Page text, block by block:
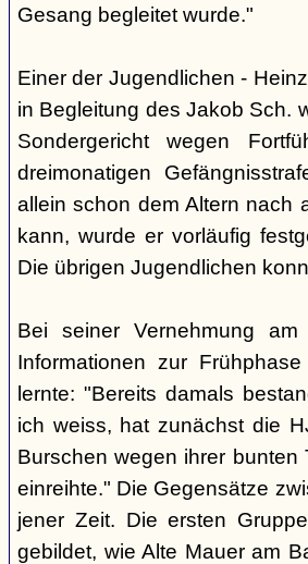
Gesang begleitet wurde."
Einer der Jugendlichen -
in Begleitung des Jakob Sch.
Sondergericht wegen
dreimonatigen
allein schon dem Altern nach
kann, wurde er vorläufig
Die übrigen Jugendlichen
Bei seiner Vernehmung
Informationen zur
lernte: "Bereits damals
ich weiss, hat zunächst die
Burschen wegen ihrer bunten
einreihte." Die Gegensätze
jener Zeit. Die ersten
gebildet, wie Alte Mauer am